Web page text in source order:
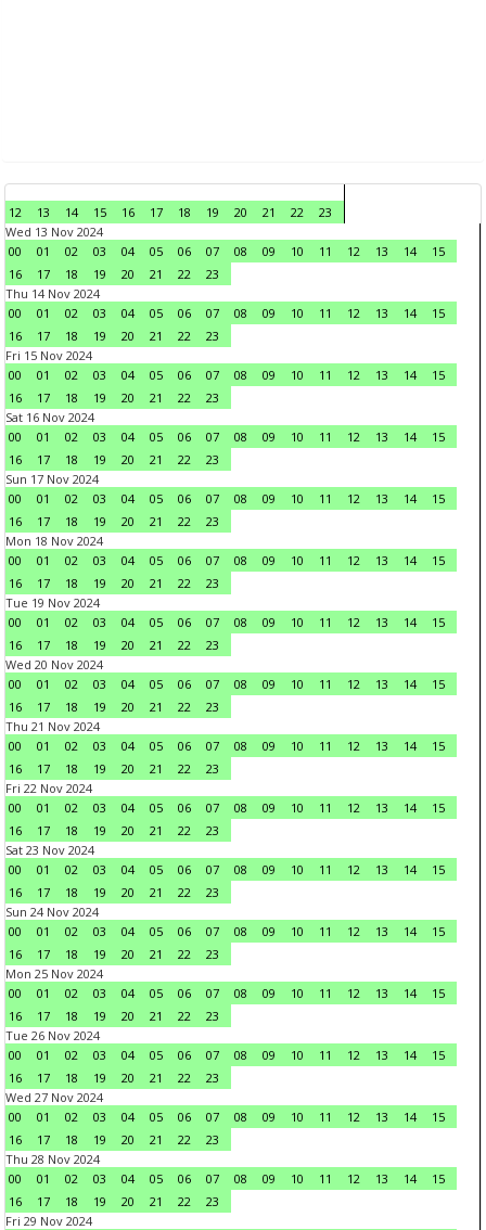
12 13 14 15 16 17 18 19 20 21 22
23
Wed 13 Nov 2024
00
01 02 03 04 05 06 07 08 09 10 11 12 13 14
15
16
17 18 19 20 21 22
23
Thu 14 Nov 2024
00
01 02 03 04 05 06 07 08 09 10 11 12 13 14
15
16
17 18 19 20 21 22
23
Fri 15 Nov 2024
00
01 02 03 04 05 06 07 08 09 10 11 12 13 14
15
16
17 18 19 20 21 22
23
Sat 16 Nov 2024
00
01 02 03 04 05 06 07 08 09 10 11 12 13 14
15
16
17 18 19 20 21 22
23
Sun 17 Nov 2024
00
01 02 03 04 05 06 07 08 09 10 11 12 13 14
15
16
17 18 19 20 21 22
23
Mon 18 Nov 2024
00
01 02 03 04 05 06 07 08 09 10 11 12 13 14
15
16
17 18 19 20 21 22
23
Tue 19 Nov 2024
00
01 02 03 04 05 06 07 08 09 10 11 12 13 14
15
16
17 18 19 20 21 22
23
Wed 20 Nov 2024
00
01 02 03 04 05 06 07 08 09 10 11 12 13 14
15
16
17 18 19 20 21 22
23
Thu 21 Nov 2024
00
01 02 03 04 05 06 07 08 09 10 11 12 13 14
15
16
17 18 19 20 21 22
23
Fri 22 Nov 2024
00
01 02 03 04 05 06 07 08 09 10 11 12 13 14
15
16
17 18 19 20 21 22
23
Sat 23 Nov 2024
00
01 02 03 04 05 06 07 08 09 10 11 12 13 14
15
16
17 18 19 20 21 22
23
Sun 24 Nov 2024
00
01 02 03 04 05 06 07 08 09 10 11 12 13 14
15
16
17 18 19 20 21 22
23
Mon 25 Nov 2024
00
01 02 03 04 05 06 07 08 09 10 11 12 13 14
15
16
17 18 19 20 21 22
23
Tue 26 Nov 2024
00
01 02 03 04 05 06 07 08 09 10 11 12 13 14
15
16
17 18 19 20 21 22
23
Wed 27 Nov 2024
00
01 02 03 04 05 06 07 08 09 10 11 12 13 14
15
16
17 18 19 20 21 22
23
Thu 28 Nov 2024
00
01 02 03 04 05 06 07 08 09 10 11 12 13 14
15
16
17 18 19 20 21 22
23
Fri 29 Nov 2024